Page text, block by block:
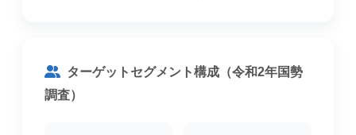
ターゲットセグメント構成（令和2年国勢
調査）